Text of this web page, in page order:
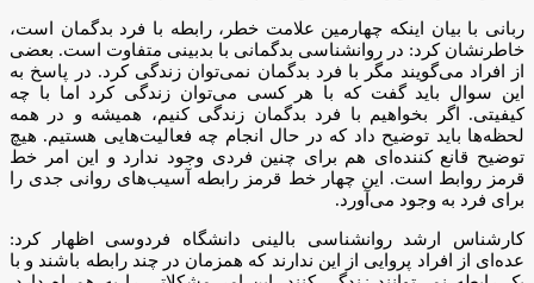
ربانی با بیان اینکه چهارمین علامت خطر، رابطه با فرد بدگمان است،
خاطرنشان کرد: در روانشناسی بدگمانی با بدبینی متفاوت است. بعضی‌
از افراد می‌گویند مگر با فرد بدگمان نمی‌توان زندگی کرد. در پاسخ به
این سوال باید گفت که با هر کسی می‌توان زندگی کرد اما با چه
کیفیتی. اگر بخواهیم با فرد بدگمان زندگی کنیم، همیشه و در همه
لحظه‌ها باید توضیح داد که در حال انجام چه فعالیت‌هایی هستیم. هیچ
توضیح قانع کننده‌ای هم برای چنین فردی وجود ندارد و این امر خط
قرمز روابط است. این چهار خط قرمز رابطه آسیب‌های روانی جدی را
برای فرد به وجود می‌آورد.
کارشناس ارشد روانشناسی بالینی دانشگاه فردوسی اظهار کرد:
عده‌ای از افراد پروایی از این ندارند که همزمان در چند رابطه باشند و با